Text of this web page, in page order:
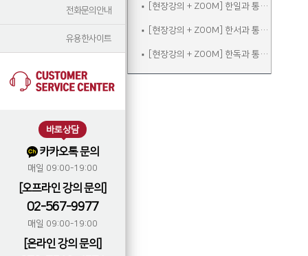
전화문의안내
유용한사이트
바로상담
카카오톡 문의
매일 09:00-19:00
[오프라인 강의 문의]
02-567-9977
매일 09:00-19:00
[온라인 강의 문의]
[현장강의 + ZOOM] 한일과 통대입시반
[현장강의 + ZOOM] 한서과 통대입시반
[현장강의 + ZOOM] 한독과 통대입시반